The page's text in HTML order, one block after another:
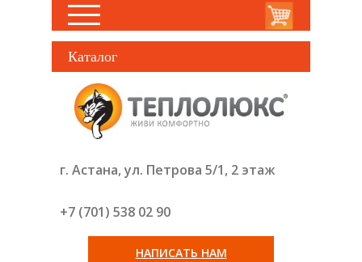
Каталог
г. Астана, ул. Петрова 5/1, 2 этаж
+7 (701) 538 02 90
НАПИСАТЬ НАМ